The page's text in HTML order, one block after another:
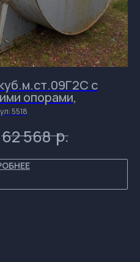
с
опорами,
5518
62 568 р.
и